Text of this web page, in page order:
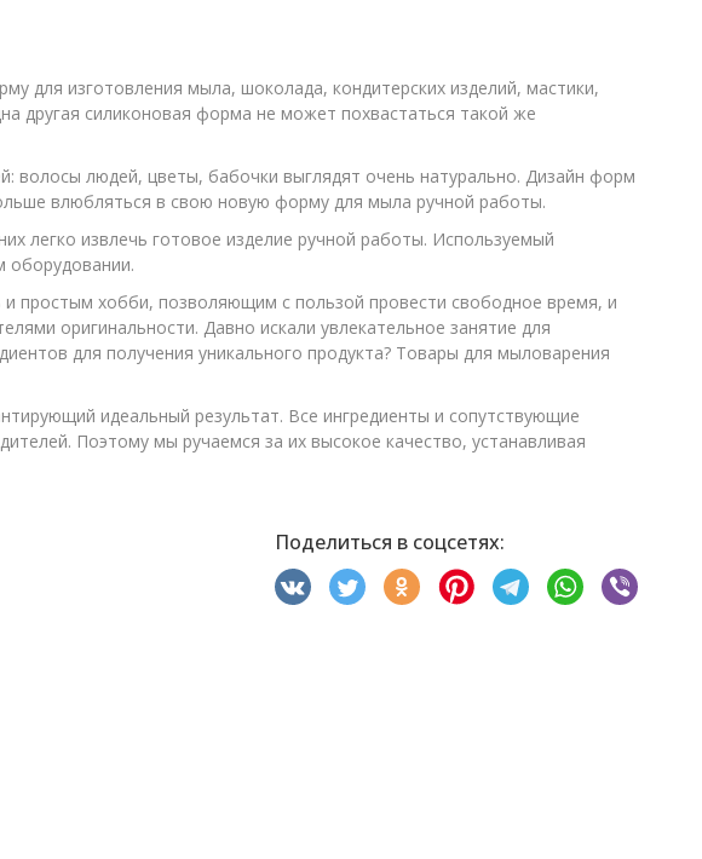
для изготовления мыла, шоколада, кондитерских изделий, мастики,
другая силиконовая форма не может похвастаться такой же
волосы людей, цветы, бабочки выглядят очень натурально. Дизайн форм
влюбляться в свою новую форму для мыла ручной работы.
легко извлечь готовое изделие ручной работы. Используемый
оборудовании.
простым хобби, позволяющим с пользой провести свободное время, и
оригинальности. Давно искали увлекательное занятие для
для получения уникального продукта? Товары для мыловарения
идеальный результат. Все ингредиенты и сопутствующие
Поэтому мы ручаемся за их высокое качество, устанавливая
Поделиться в соцсетях: